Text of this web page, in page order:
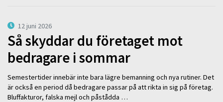
12 juni 2026
Så skyddar du företaget mot
bedragare i sommar
Semestertider innebär inte bara lägre bemanning och nya rutiner. Det
är också en period då bedragare passar på att rikta in sig på företag.
Bluffakturor, falska mejl och påstådda …